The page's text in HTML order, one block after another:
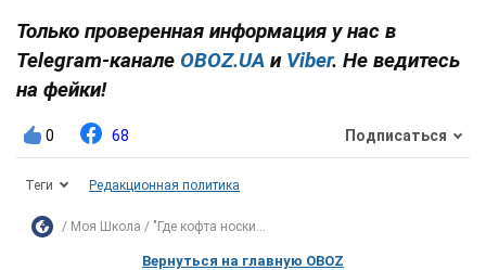
Только проверенная информация у нас в
Telegram-канале OBOZ.UA и Viber. Не ведитесь
на фейки!
0 68 Подписаться
Теги Редакционная политика
Моя Школа "Где кофта носки...
Вернуться на главную OBOZ